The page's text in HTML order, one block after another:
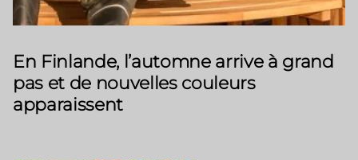
En Finlande, l’automne arrive à grand
pas et de nouvelles couleurs
apparaissent